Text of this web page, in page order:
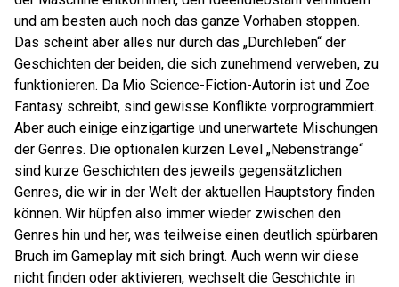
und am besten auch noch das ganze Vorhaben stoppen.
Das scheint aber alles nur durch das „Durchleben“ der
Geschichten der beiden, die sich zunehmend verweben, zu
funktionieren. Da Mio Science-Fiction-Autorin ist und Zoe
Fantasy schreibt, sind gewisse Konflikte vorprogrammiert.
Aber auch einige einzigartige und unerwartete Mischungen
der Genres. Die optionalen kurzen Level „Nebenstränge“
sind kurze Geschichten des jeweils gegensätzlichen
Genres, die wir in der Welt der aktuellen Hauptstory finden
können. Wir hüpfen also immer wieder zwischen den
Genres hin und her, was teilweise einen deutlich spürbaren
Bruch im Gameplay mit sich bringt. Auch wenn wir diese
nicht finden oder aktivieren, wechselt die Geschichte in